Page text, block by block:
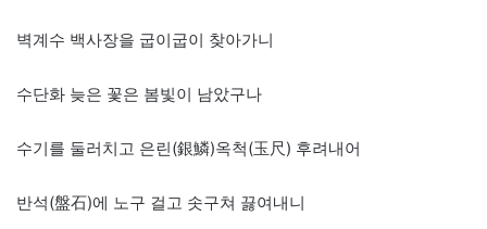
벽계수 백사장을 굽이굽이 찾아가니
수단화 늦은 꽃은 봄빛이 남았구나
수기를 둘러치고 은린(銀鱗)옥척(玉尺) 후려내어
반석(盤石)에 노구 걸고 솟구쳐 끓여내니